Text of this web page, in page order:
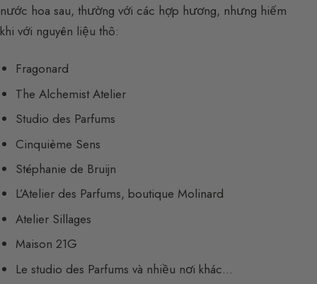
nước hoa sau, thường với các hợp hương, nhưng hiếm
khi với nguyên liệu thô:
Fragonard
The Alchemist Atelier
Studio des Parfums
Cinquième Sens
Stéphanie de Bruijn
L’Atelier des Parfums, boutique Molinard
Atelier Sillages
Maison 21G
Le studio des Parfums và nhiều nơi khác…